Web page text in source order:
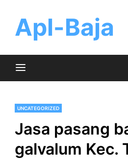
contentApl-Baja
UNCATEGORIZED
Jasa pasang
galvalum Kec.